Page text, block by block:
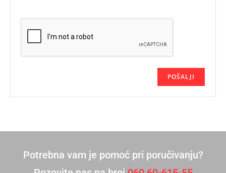
Potrebna vam je pomoć pri poručivanju?